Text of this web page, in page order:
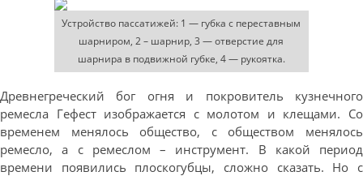
Устройство пассатижей: 1 — губка с переставным
шарниром, 2 – шарнир, 3 — отверстие для
шарнира в подвижной губке, 4 — рукоятка.
Древнегреческий бог огня и покровитель кузнечного
ремесла Гефест изображается с молотом и клещами. Со
временем менялось общество, с обществом менялось
ремесло, а с ремеслом – инструмент. В какой период
времени появились плоскогубцы, сложно сказать. Но с